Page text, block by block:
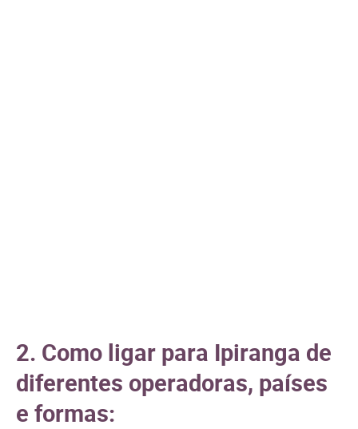
2. Como ligar para Ipiranga de
diferentes operadoras, países
e formas: